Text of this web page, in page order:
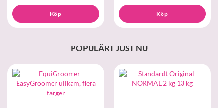
Köp Köp
POPULÄRT JUST NU